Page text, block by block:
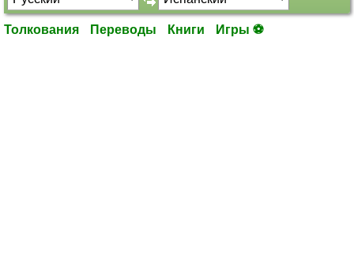
Толкования Переводы Книги Игры ⚽